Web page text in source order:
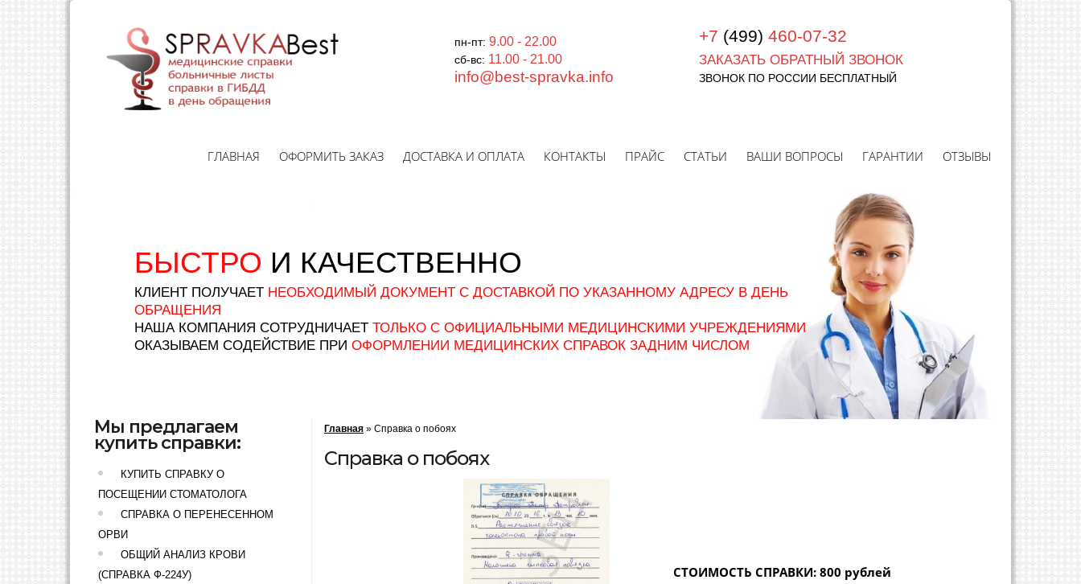
пн-пт: 9.00 - 22.00
сб-вс: 11.00 - 21.00
info@best-spravka.info
+7 (499) 460-07-32
ЗАКАЗАТЬ ОБРАТНЫЙ ЗВОНОК
ЗВОНОК ПО РОССИИ БЕСПЛАТНЫЙ
ГЛАВНАЯ ОФОРМИТЬ ЗАКАЗ ДОСТАВКА И ОПЛАТА КОНТАКТЫ ПРАЙС СТАТЬИ ВАШИ ВОПРОСЫ ГАРАНТИИ ОТЗЫВЫ
БЫСТРО И КАЧЕСТВЕННО
КЛИЕНТ ПОЛУЧАЕТ НЕОБХОДИМЫЙ ДОКУМЕНТ С ДОСТАВКОЙ ПО УКАЗАННОМУ АДРЕСУ В ДЕНЬ
ОБРАЩЕНИЯ
НАША КОМПАНИЯ СОТРУДНИЧАЕТ ТОЛЬКО С ОФИЦИАЛЬНЫМИ МЕДИЦИНСКИМИ УЧРЕЖДЕНИЯМИ
ОКАЗЫВАЕМ СОДЕЙСТВИЕ ПРИ ОФОРМЛЕНИИ МЕДИЦИНСКИХ СПРАВОК ЗАДНИМ ЧИСЛОМ
Мы предлагаем
купить справки:
КУПИТЬ СПРАВКУ О
ПОСЕЩЕНИИ СТОМАТОЛОГА
СПРАВКА О ПЕРЕНЕСЕННОМ
ОРВИ
ОБЩИЙ АНАЛИЗ КРОВИ
(СПРАВКА Ф-224У)
Главная » Справка о побоях
Справка о побоях
СТОИМОСТЬ СПРАВКИ: 800 рублей